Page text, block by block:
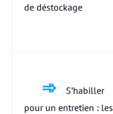
de déstockage
S’habiller
pour un entretien : les